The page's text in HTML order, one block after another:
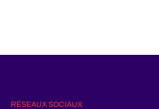
RÉSEAUX SOCIAUX